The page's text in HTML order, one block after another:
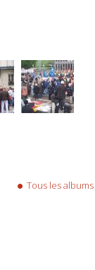
Tous les albums